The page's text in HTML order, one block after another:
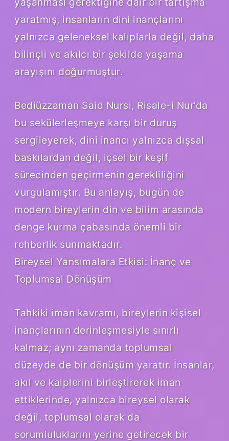
yaratmış, insanların dini inançlarını
yalnızca geleneksel kalıplarla değil, daha
bilinçli ve akılcı bir şekilde yaşama
arayışını doğurmuştur.
Bediüzzaman Said Nursi, Risale-i Nur’da
bu sekülerleşmeye karşı bir duruş
sergileyerek, dini inancı yalnızca dışsal
baskılardan değil, içsel bir keşif
sürecinden geçirmenin gerekliliğini
vurgulamıştır. Bu anlayış, bugün de
modern bireylerin din ve bilim arasında
denge kurma çabasında önemli bir
rehberlik sunmaktadır.
Bireysel Yansımalara Etkisi: İnanç ve
Toplumsal Dönüşüm
Tahkiki iman kavramı, bireylerin kişisel
inançlarının derinleşmesiyle sınırlı
kalmaz; aynı zamanda toplumsal
düzeyde de bir dönüşüm yaratır. İnsanlar,
akıl ve kalplerini birleştirerek iman
ettiklerinde, yalnızca bireysel olarak
değil, toplumsal olarak da
sorumluluklarını yerine getirecek bir